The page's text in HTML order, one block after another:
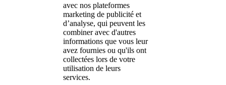
avec nos plateformes
marketing de publicité et
d’analyse, qui peuvent les
combiner avec d'autres
informations que vous leur
avez fournies ou qu'ils ont
collectées lors de votre
utilisation de leurs
services.